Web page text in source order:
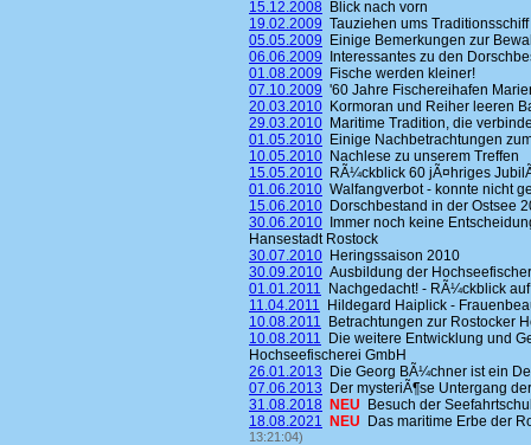
15.12.2008 Blick nach vorn
19.02.2009 Tauziehen ums Traditionsschiff
05.05.2009 Einige Bemerkungen zur
06.06.2009 Interessantes zu den
01.08.2009 Fische werden kleiner!
07.10.2009 '60 Jahre Fischereihafen
20.03.2010 Kormoran und Reiher leeren
29.03.2010 Maritime Tradition, die
01.05.2010 Einige Nachbetrachtungen
10.05.2010 Nachlese zu unserem Treffen
15.05.2010 RÃ¼ckblick 60 jÃ¤hriges
01.06.2010 Walfangverbot - konnte nicht
15.06.2010 Dorschbestand in der Ostsee
30.06.2010 Immer noch keine
Hansestadt Rostock
30.07.2010 Heringssaison 2010
30.09.2010 Ausbildung der
01.01.2011 Nachgedacht! - RÃ¼ckblick
11.04.2011 Hildegard Haiplick -
10.08.2011 Betrachtungen zur Rostocker
10.08.2011 Die weitere Entwicklung und
Hochseefischerei GmbH
26.01.2013 Die Georg BÃ¼chner ist ein
07.06.2013 Der mysteriÃ¶se Untergang
31.08.2018 NEU Besuch der
18.08.2021
NEU Das maritime Erbe der
13:21:04)